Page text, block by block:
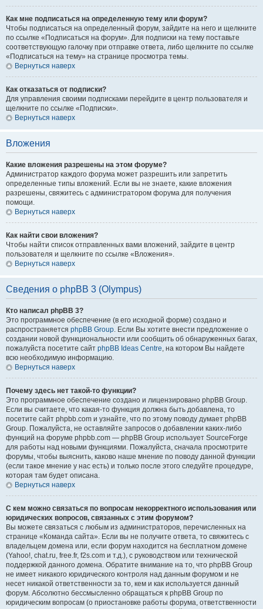
Как мне подписаться на определенную тему или форум?
Чтобы подписаться на определенный форум, зайдите на него и щелкните
по ссылке «Подписаться на форум». Для подписки на тему поставьте
соответствующую галочку при отправке ответа, либо щелкните по ссылке
«Подписаться на тему» на странице просмотра темы.
Вернуться наверх
Как отказаться от подписки?
Для управления своими подписками перейдите в центр пользователя и
щелкните по ссылке «Подписки».
Вернуться наверх
Вложения
Какие вложения разрешены на этом форуме?
Администратор каждого форума может разрешить или запретить
определенные типы вложений. Если вы не знаете, какие вложения
разрешены, свяжитесь с администратором форума для получения
помощи.
Вернуться наверх
Как найти свои вложения?
Чтобы найти список отправленных вами вложений, зайдите в центр
пользователя и щелкните по ссылке «Вложения».
Вернуться наверх
Сведения о phpBB 3 (Olympus)
Кто написал phpBB 3?
Это программное обеспечение (в его исходной форме) создано и
распространяется phpBB Group. Если Вы хотите внести предложение о
создании новой функциональности или сообщить об обнаруженных багах,
пожалуйста посетите сайт phpBB Ideas Centre, на котором Вы найдете
всю необходимую информацию.
Вернуться наверх
Почему здесь нет такой-то функции?
Это программное обеспечение создано и лицензировано phpBB Group.
Если вы считаете, что какая-то функция должна быть добавлена, то
посетите сайт phpbb.com и узнайте, что по этому поводу думает phpBB
Group. Пожалуйста, не оставляйте запросов о добавлении каких-либо
функций на форуме phpbb.com — phpBB Group использует SourceForge
для работы над новыми функциями. Пожалуйста, сначала просмотрите
форумы, чтобы выяснить, каково наше мнение по поводу данной функции
(если такое мнение у нас есть) и только после этого следуйте процедуре,
которая там будет описана.
Вернуться наверх
С кем можно связаться по вопросам некорректного использования или
юридических вопросов, связанных с этим форумом?
Вы можете связаться с любым из администраторов, перечисленных на
странице «Команда сайта». Если вы не получите ответа, то свяжитесь с
владельцем домена или, если форум находится на бесплатном домене
(Yahoo!, chat.ru, free.fr, f2s.com и т.д.), с руководством или технической
поддержкой данного домена. Обратите внимание на то, что phpBB Group
не имеет никакого юридического контроля над данным форумом и не
несет никакой ответственности за то, кем и как используется данный
форум. Абсолютно бессмысленно обращаться к phpBB Group по
юридическим вопросам (о приостановке работы форума, ответственности